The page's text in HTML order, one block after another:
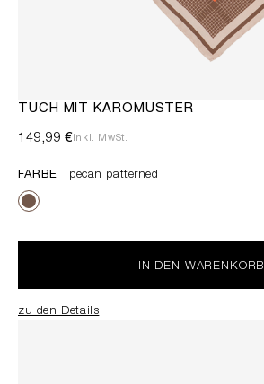
TUCH MIT KAROMUSTER
149,99 €inkl. MwSt.
FARBE pecan patterned
IN DEN WARENKORB
zu den Details